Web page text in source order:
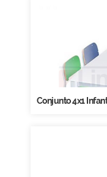
Conjunto 4x1